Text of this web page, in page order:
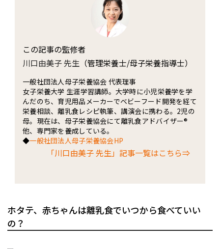
この記事の監修者
川口由美子 先生 （管理栄養士/母子栄養指導士）
一般社団法人母子栄養協会 代表理事
女子栄養大学 生涯学習講師。大学時に小児栄養学を学
んだのち、育児用品メーカーでベビーフード開発を経て
栄養相談、離乳食レシピ執筆、講演会に携わる。2児の
母。現在は、母子栄養協会にて離乳食アドバイザー®
他、専門家を養成している。
◆一般社団法人母子栄養協会HP
「川口由美子 先生」記事一覧はこちら⇒
ホタテ、赤ちゃんは離乳食でいつから食べていい
の？